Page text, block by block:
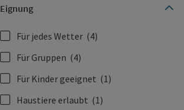
Eignung
Für jedes Wetter (4)
Für Gruppen (4)
Für Kinder geeignet (1)
Haustiere erlaubt (1)